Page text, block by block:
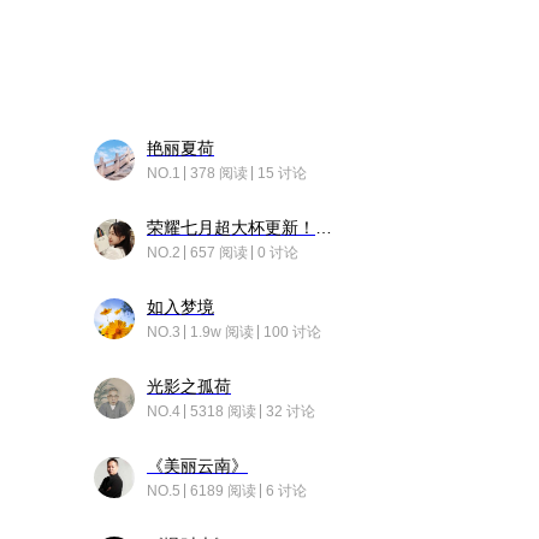
艳丽夏荷
NO.1 378 阅读 15 讨论
NO.2 657 阅读 0 讨论
如入梦境
NO.3 1.9w 阅读 100 讨论
光影之孤荷
NO.4 5318 阅读 32 讨论
《美丽云南》
NO.5 6189 阅读 6 讨论